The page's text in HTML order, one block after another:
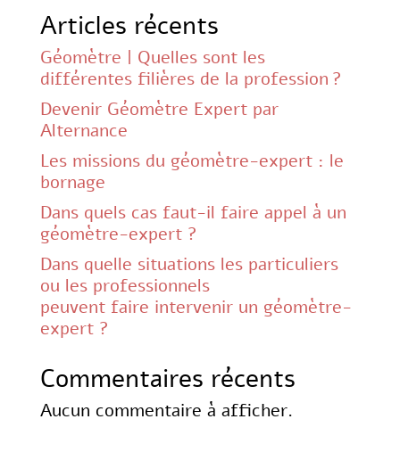
Articles récents
Géomètre | Quelles sont les
différentes filières de la profession ?
Devenir Géomètre Expert par
Alternance
Les missions du géomètre-expert : le
bornage
Dans quels cas faut-il faire appel à un
géomètre-expert ?
Dans quelle situations les particuliers
ou les professionnels
peuvent faire intervenir un géomètre-
expert ?
Commentaires récents
Aucun commentaire à afficher.